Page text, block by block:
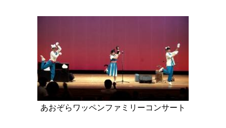
あおぞらワッペンファミリーコンサート